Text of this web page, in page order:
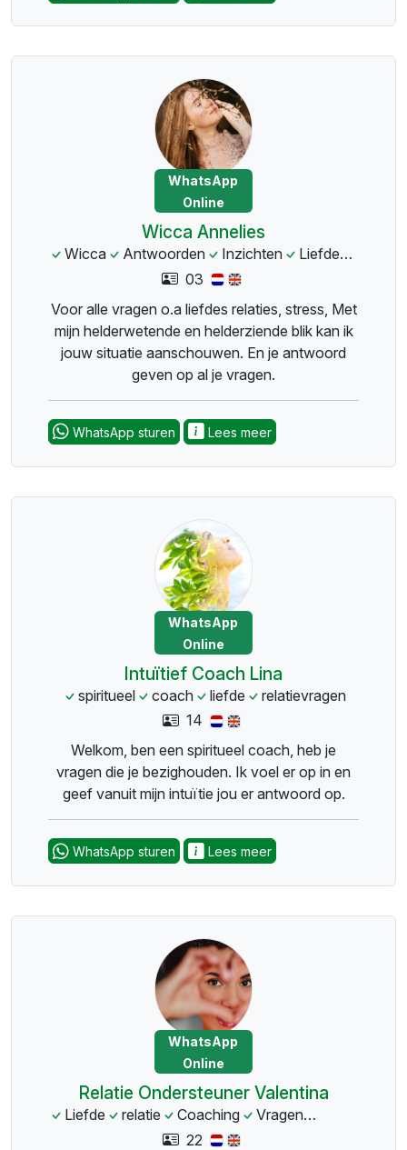
WhatsApp
Online
Wicca Annelies
Wicca Antwoorden Inzichten Liefde
03
Voor alle vragen o.a liefdes relaties, stress, Met
mijn helderwetende en helderziende blik kan ik
jouw situatie aanschouwen. En je antwoord
geven op al je vragen.
WhatsApp sturen Lees meer
WhatsApp
Online
Intuïtief Coach Lina
spiritueel coach liefde
relatievragen
14
Welkom, ben een spiritueel coach, heb je
vragen die je bezighouden. Ik voel er op in en
geef vanuit mijn intuïtie jou er antwoord op.
WhatsApp sturen Lees meer
WhatsApp
Online
Relatie Ondersteuner Valentina
Liefde relatie Coaching Vragen
22